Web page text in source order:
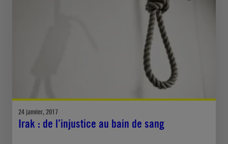
24 janvier, 2017
Irak : de l’injustice au bain de sang